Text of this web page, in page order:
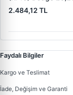
32,260 Dingil |
1840 05 KF22 |
M91003501
2.484,12 TL
Faydalı Bilgiler
Kargo ve Teslimat
İade, Değişim ve Garanti